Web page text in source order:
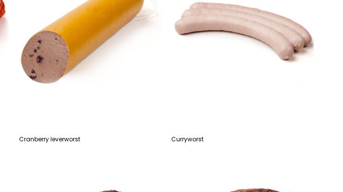
Cranberry leverworst Curryworst